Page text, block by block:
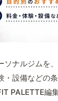
ソナルジムを
・設備などの
PALETTE編